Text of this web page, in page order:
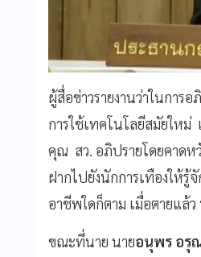
ผู้สื่อข่าวรายงานว่าในการ
การใช้เทคโนโลยีสมัยใหม่
คุณ สว. อภิปรายโดยคาดห
ฝากไปยังนักการเทืองให้
อาชีพใดก็ตาม เมื่อตายแล้ว
ขณะที่นาย นายอนุพร อรุ